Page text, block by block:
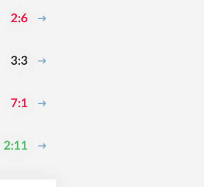
2:6
3:3
7:1
2:11